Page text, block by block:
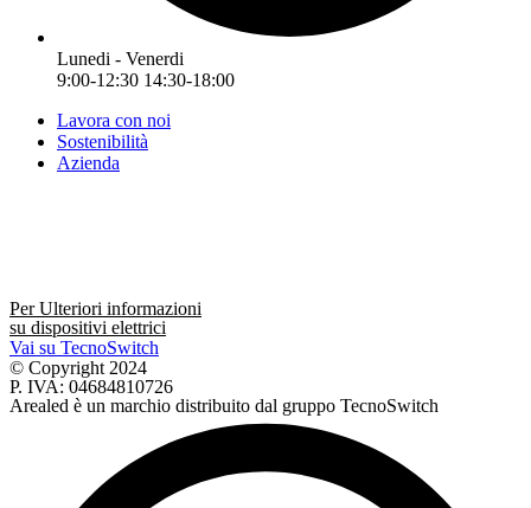
Lunedi - Venerdi
9:00-12:30 14:30-18:00
Lavora con noi
Sostenibilità
Azienda
Per Ulteriori informazioni
su dispositivi elettrici
Vai su TecnoSwitch
© Copyright 2024
P. IVA: 04684810726
Arealed è un marchio distribuito dal gruppo TecnoSwitch